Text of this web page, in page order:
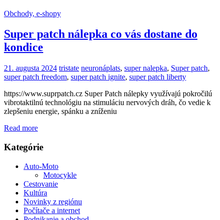
Obchody, e-shopy
Super patch nálepka co vás dostane do
kondice
21. augusta 2024 tristate neuronáplats, super nalepka, Super patch,
super patch freedom, super patch ignite, super patch liberty
https://www.suprpatch.cz Super Patch nálepky využívajú pokročilú
vibrotaktilnú technológiu na stimuláciu nervových dráh, čo vedie k
zlepšeniu energie, spánku a zníženiu
Read more
Kategórie
Auto-Moto
Motocykle
Cestovanie
Kultúra
Novinky z regiónu
Počítače a internet